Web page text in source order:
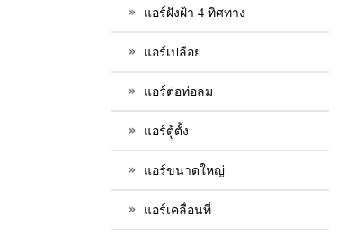
แอร์ฝังฝ้า 4 ทิศทาง
แอร์เปลือย
แอร์ต่อท่อลม
แอร์ตู้ตั้ง
แอร์ขนาดใหญ่
แอร์เคลื่อนที่